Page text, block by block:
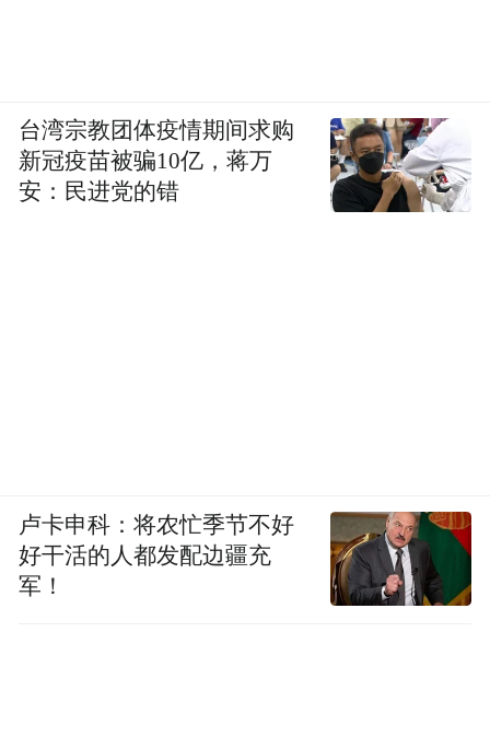
台湾宗教团体疫情期间求购
新冠疫苗被骗10亿，蒋万
安：民进党的错
卢卡申科：将农忙季节不好
好干活的人都发配边疆充
军！